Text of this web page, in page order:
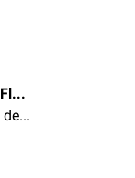
Johannes Florian Schröder
Student/in der Humanmedizin